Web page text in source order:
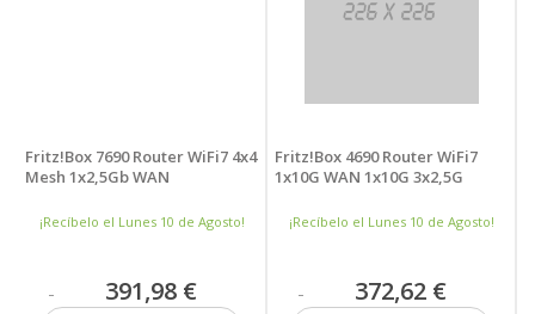
Fritz!Box 7690 Router WiFi7 4x4
Mesh 1x2,5Gb WAN
¡Recíbelo el Lunes 10 de Agosto!
391,98 €
Fritz!Box 4690 Router WiFi7
1x10G WAN 1x10G 3x2,5G
¡Recíbelo el Lunes 10 de Agosto!
372,62 €